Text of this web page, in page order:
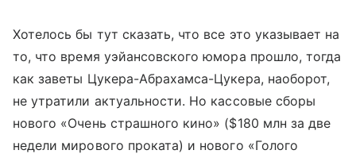
Хотелось бы тут сказать, что все это указывает на
то, что время уэйансовского юмора прошло, тогда
как заветы Цукера-Абрахамса-Цукера, наоборот,
не утратили актуальности. Но кассовые сборы
нового «Очень страшного кино» ($180 млн за две
недели мирового проката) и нового «Голого